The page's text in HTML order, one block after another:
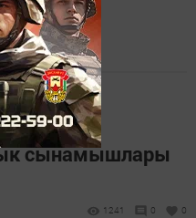
сынамышлары
1241 0 0